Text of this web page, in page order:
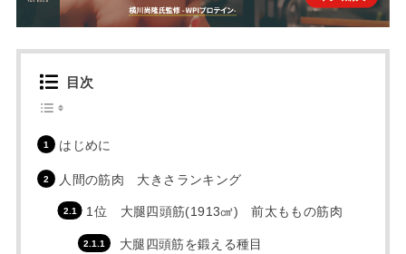
目次
はじめに
人間の筋肉 大きさランキング
1位 大腿四頭筋(1913㎤) 前太ももの筋肉
大腿四頭筋を鍛える種目